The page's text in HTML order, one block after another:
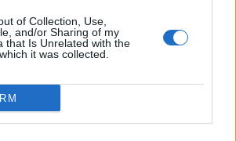
of Collection, Use,
and/or Sharing of my
that Is Unrelated with the
it was collected.
dress” il vestito finto
Chiara Ferragni